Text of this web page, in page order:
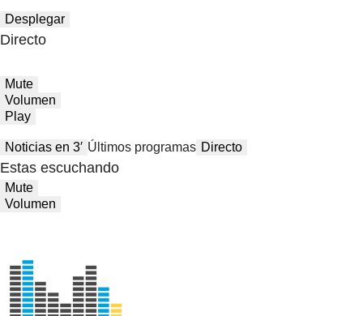
Desplegar
Directo
Mute
Volumen
Play
Noticias en 3′ Últimos programas Directo
Estas escuchando
Mute
Volumen